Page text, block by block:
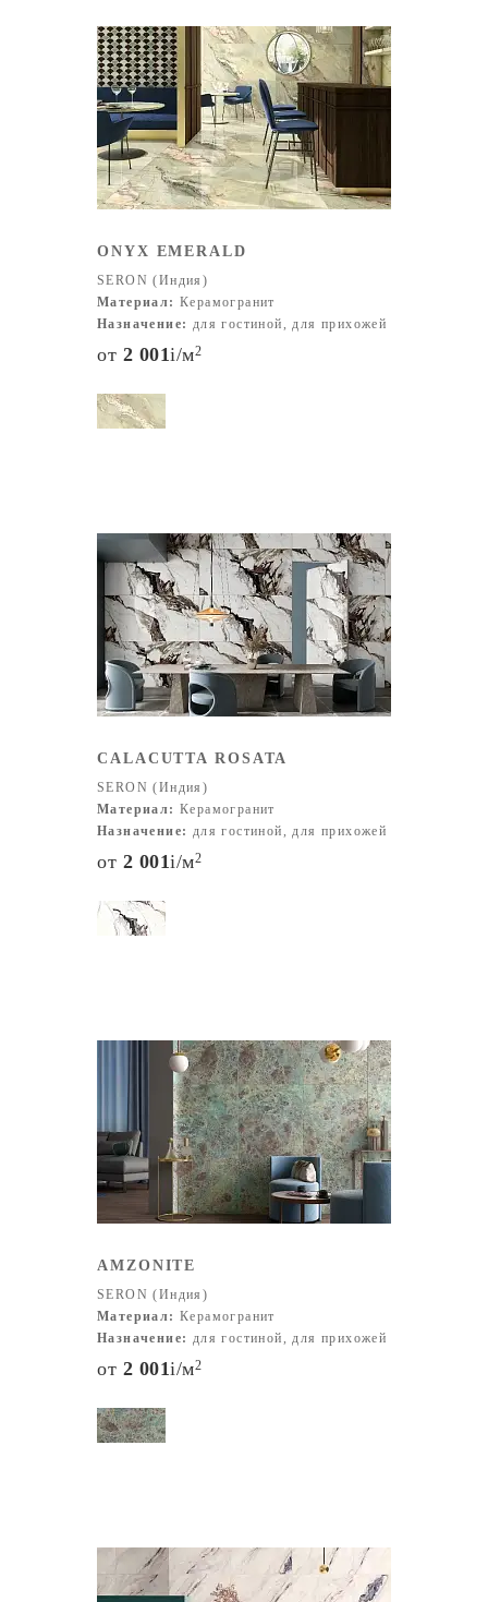
ONYX EMERALD
SERON (Индия)
Материал: Керамогранит
Назначение: для гостиной, для прихожей
от 2 001i/м2
CALACUTTA ROSATA
SERON (Индия)
Материал: Керамогранит
Назначение: для гостиной, для прихожей
от 2 001i/м2
AMZONITE
SERON (Индия)
Материал: Керамогранит
Назначение: для гостиной, для прихожей
от 2 001i/м2